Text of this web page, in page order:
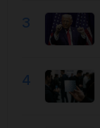
3
4